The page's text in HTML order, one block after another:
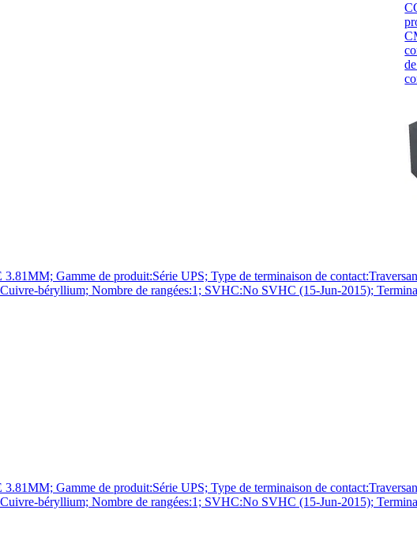
Gamme de produit:Série UPS; Type de terminaison de
béryllium; Nombre de rangées:1; SVHC:No SVHC (15-Jun-2015);
Gamme de produit:Série UPS; Type de terminaison de
béryllium; Nombre de rangées:1; SVHC:No SVHC (15-Jun-2015);